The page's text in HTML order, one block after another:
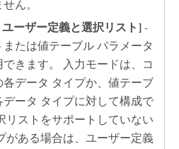
ん。
ーザー定義と選択リスト] -
たは値テーブル パラメータ
きます。 入力モードは、コ
各データ タイプか、値テーブ
ータ タイプに対して構成で
リストをサポートしていない
がある場合は、ユーザー定義